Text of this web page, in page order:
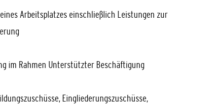
Arbeitsplatzes einschließlich Leistungen zur
im Rahmen Unterstützter Beschäftigung
Eingliederungszuschüsse,